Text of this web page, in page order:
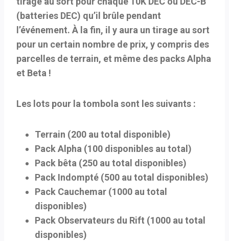
(batteries DEC) qu’il brûle pendant
l’événement. À la fin, il y aura un tirage au sort
pour un certain nombre de prix, y compris des
parcelles de terrain, et même des packs Alpha
et Beta !
Les lots pour la tombola sont les suivants :
Terrain (200 au total disponible)
Pack Alpha (100 disponibles au total)
Pack bêta (250 au total disponibles)
Pack Indompté (500 au total disponibles)
Pack Cauchemar (1000 au total
disponibles)
Pack Observateurs du Rift (1000 au total
disponibles)